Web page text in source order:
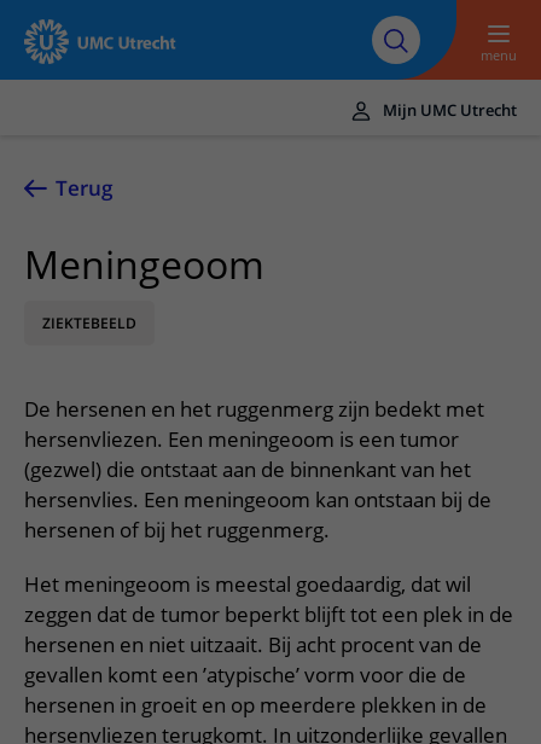
Naar hoofdinhoud
Over UMC
Utrecht
Research
Werken bij het UMC
Utrecht
menu
UMC Utrecht
Zorg en behandeling
Ziekten en aandoeningen
Poliklinieken
Verpleegafdelingen
Onze zorgverleners
Onderzoeken en diagnostiek
Het Wilhelmina Kinderziekenhuis
Afspraak en opname
Bezoek aan de polikliniek
Opname in het ziekenhuis
Voorbereiding op uw afspraak
Wachttijden
Bezoektijden
Wijzigen patiëntgegevens
Mijn UMC Utrecht patiëntportaal
Op bezoek in het UMC Utrecht
Apotheek
Winkels en restaurants
Bezoekregels
Kwaliteit en veiligheid
Contact en route
Spoed
Contactgegevens
Parkeren
Wegwijs in het ziekenhuis
Contact met polikliniek
Verwijzers
Patiënt verwijzen
Teleconsult aanvragen
Diagnostiek aanvragen
Zorgverlenersportaal
Meer UMC Utrecht
Over UMC Utrecht
Research
Onderwijs
Werken bij het UMC Utrecht
Mijn UMC Utrecht
Terug
Meningeoom
ZIEKTEBEELD
De hersenen en het ruggenmerg zijn bedekt met
hersenvliezen. Een meningeoom is een tumor
(gezwel) die ontstaat aan de binnenkant van het
hersenvlies. Een meningeoom kan ontstaan bij de
hersenen of bij het ruggenmerg.
Het meningeoom is meestal goedaardig, dat wil
zeggen dat de tumor beperkt blijft tot een plek in de
hersenen en niet uitzaait. Bij acht procent van de
gevallen komt een ’atypische’ vorm voor die de
hersenen in groeit en op meerdere plekken in de
hersenvliezen terugkomt. In uitzonderlijke gevallen